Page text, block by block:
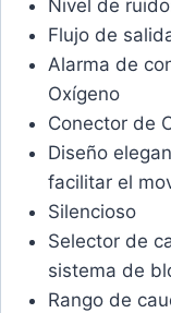
Nivel de
Flujo de
Alarma de
Oxígeno
Conector de
Diseño
facilitar el
Silencioso
Selector de
sistema de
Rango de